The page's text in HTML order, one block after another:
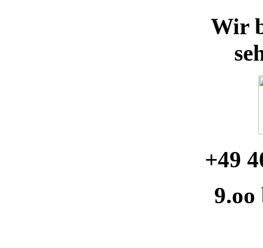
Wir
+49
9.oo